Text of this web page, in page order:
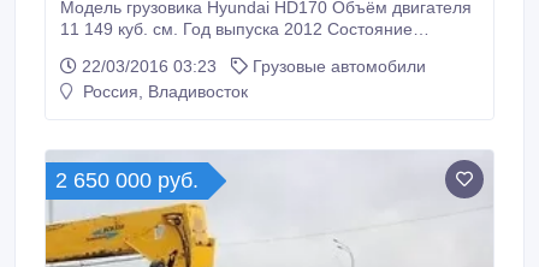
Модель грузовика Hyundai HD170 Объём двигателя
11 149 куб. см. Год выпуска 2012 Состояние
Грузоподъёмность 8 500 кг. Тип Бортовой грузовик с
манипулятором Привод 4x2 Трансмиссия
манипулятором Hyundai HD170 с манипулятором
Hiab 160 Год выпуска: 2012 Местонахождение:
Владивосток Цена указана с НДС 18%,
22/03/2016 03:23
Грузовые автомобили
Россия, Владивосток
2 650 000 руб.